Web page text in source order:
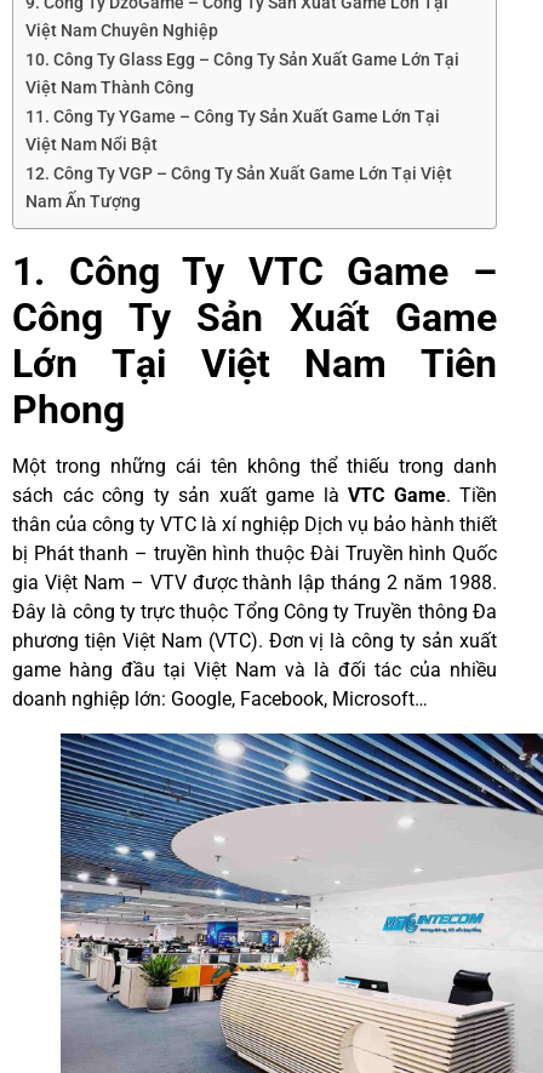
Việt Nam Chuyên Nghiệp
10. Công Ty Glass Egg – Công Ty Sản Xuất Game Lớn Tại
Việt Nam Thành Công
11. Công Ty YGame – Công Ty Sản Xuất Game Lớn Tại
Việt Nam Nổi Bật
12. Công Ty VGP – Công Ty Sản Xuất Game Lớn Tại Việt
Nam Ấn Tượng
1. Công Ty VTC Game –
Công Ty Sản Xuất Game
Lớn Tại Việt Nam Tiên
Phong
Một trong những cái tên không thể thiếu trong danh
sách các công ty sản xuất game là VTC Game. Tiền
thân của công ty VTC là xí nghiệp Dịch vụ bảo hành thiết
bị Phát thanh – truyền hình thuộc Đài Truyền hình Quốc
gia Việt Nam – VTV được thành lập tháng 2 năm 1988.
Đây là công ty trực thuộc Tổng Công ty Truyền thông Đa
phương tiện Việt Nam (VTC). Đơn vị là công ty sản xuất
game hàng đầu tại Việt Nam và là đối tác của nhiều
doanh nghiệp lớn: Google, Facebook, Microsoft…